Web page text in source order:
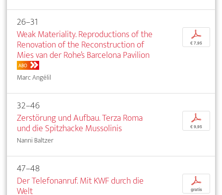
26–31
Weak Materiality. Reproductions of the
Renovation of the Reconstruction of
Mies van der Rohe’s Barcelona Pavilion
ABO
Marc Angélil
p
€ 7,95
32–46
Zerstörung und Aufbau. Terza Roma
und die Spitzhacke Mussolinis
Nanni Baltzer
p
€ 9,95
47–48
Der Telefonanruf. Mit KWF durch die
Welt
p
gratis